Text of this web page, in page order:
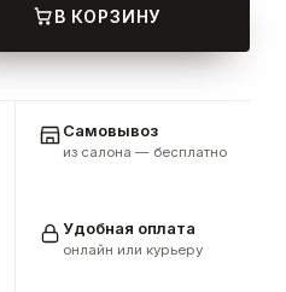
В КОРЗИНУ
Самовывоз
из салона — бесплатно
Удобная оплата
онлайн или курьеру